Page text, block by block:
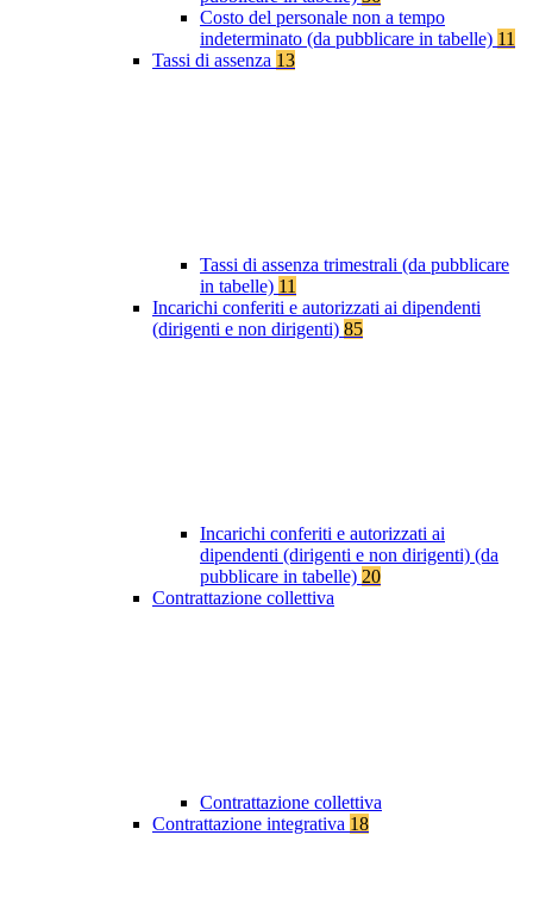
Costo del personale non a tempo
indeterminato (da pubblicare in tabelle) 11
Tassi di assenza 13
Tassi di assenza trimestrali (da pubblicare
in tabelle) 11
Incarichi conferiti e autorizzati ai dipendenti
(dirigenti e non dirigenti) 85
Incarichi conferiti e autorizzati ai
dipendenti (dirigenti e non dirigenti) (da
pubblicare in tabelle) 20
Contrattazione collettiva
Contrattazione collettiva
Contrattazione integrativa 18